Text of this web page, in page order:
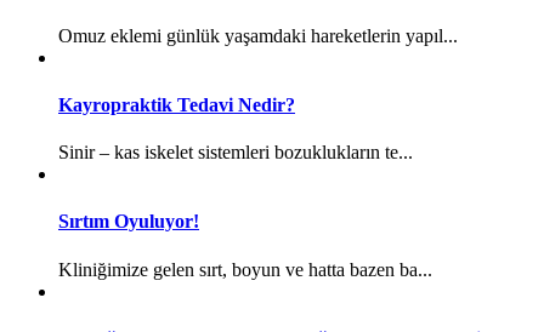
Omuz eklemi günlük yaşamdaki hareketlerin yapıl...
Kayropraktik Tedavi Nedir?
Sinir – kas iskelet sistemleri bozuklukların te...
Sırtım Oyuluyor!
Kliniğimize gelen sırt, boyun ve hatta bazen ba...